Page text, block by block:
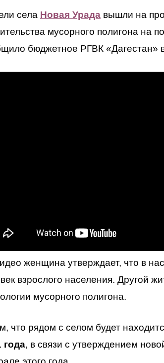
села Новая Урада вышли на
мусорного полигона на
бюджетное РГВК «Дагестан»
женщина утверждает, что в
взрослого населения. Другой
мусорного полигона.
что рядом с селом будет
года, в связи с утверждением